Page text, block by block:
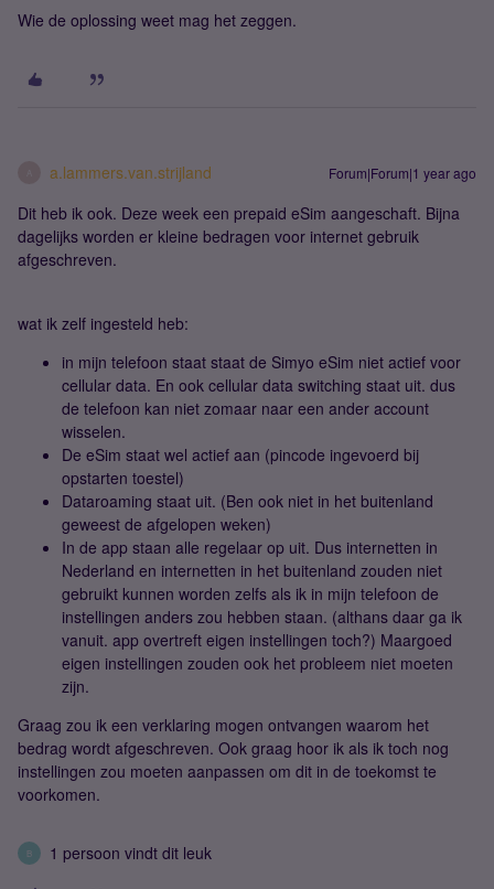
Wie de oplossing weet mag het zeggen.
a.lammers.van.strijland Forum|Forum|1 year ago
Dit heb ik ook. Deze week een prepaid eSim aangeschaft. Bijna
dagelijks worden er kleine bedragen voor internet gebruik
afgeschreven.
wat ik zelf ingesteld heb:
in mijn telefoon staat staat de Simyo eSim niet actief voor
cellular data. En ook cellular data switching staat uit. dus
de telefoon kan niet zomaar naar een ander account
wisselen.
De eSim staat wel actief aan (pincode ingevoerd bij
opstarten toestel)
Dataroaming staat uit. (Ben ook niet in het buitenland
geweest de afgelopen weken)
In de app staan alle regelaar op uit. Dus internetten in
Nederland en internetten in het buitenland zouden niet
gebruikt kunnen worden zelfs als ik in mijn telefoon de
instellingen anders zou hebben staan. (althans daar ga ik
vanuit. app overtreft eigen instellingen toch?) Maargoed
eigen instellingen zouden ook het probleem niet moeten
zijn.
Graag zou ik een verklaring mogen ontvangen waarom het
bedrag wordt afgeschreven. Ook graag hoor ik als ik toch nog
instellingen zou moeten aanpassen om dit in de toekomst te
voorkomen.
B 1 persoon vindt dit leuk